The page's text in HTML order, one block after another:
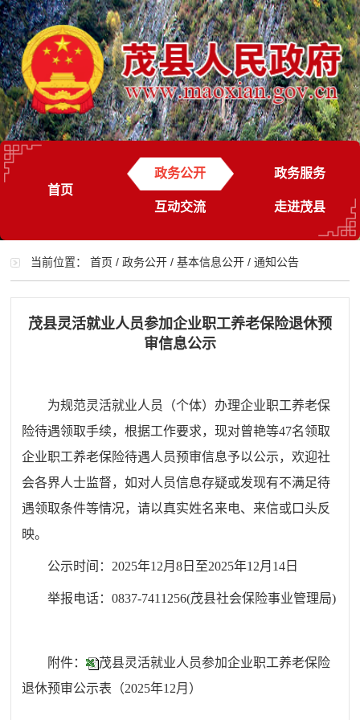
首页
政务公开 政务服务
互动交流 走进茂县
当前位置：首页 /政务公开 /基本信息公开 /通知公告
茂县灵活就业人员参加企业职工养老保险退休预
审信息公示
为规范灵活就业人员（个体）办理企业职工养老保
险待遇领取手续，根据工作要求，现对曾艳等47名领取
企业职工养老保险待遇人员预审信息予以公示，欢迎社
会各界人士监督，如对人员信息存疑或发现有不满足待
遇领取条件等情况，请以真实姓名来电、来信或口头反
映。
公示时间：2025年12月8 日至2025年12月 14 日
举报电话：0837-7411256(茂县社会保险事业管理局)
附件：
茂县灵活就业人员参加企业职工养老保险
退休预审公示表（2025年12月）